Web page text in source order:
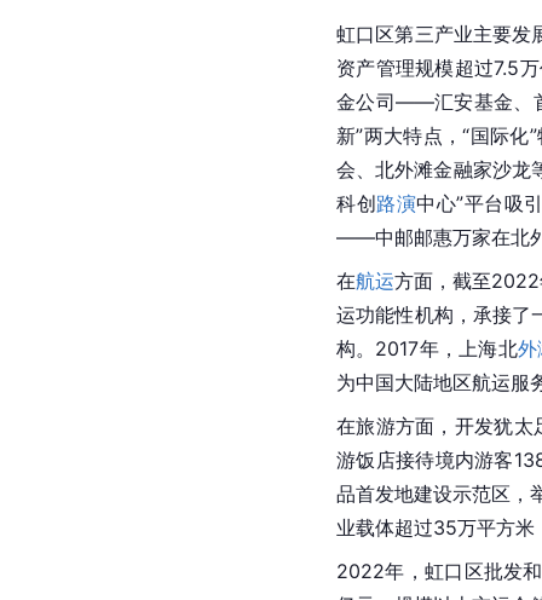
虹口区第三产业主要发
资产管理规模超过7.5
金公司——汇安基金、
新”两大特点，“国际化
会、北外滩金融家沙龙
科创路演中心”平台吸
——中邮邮惠万家在北
在航运方面，截至
运功能性机构，承接了
构。2017年，上海北外
为中国大陆地区航运服
在旅游方面，开发犹
游饭店接待境内游客
品首发地建设示范区，
业载体超过35万平方米
2022年，虹口区批发